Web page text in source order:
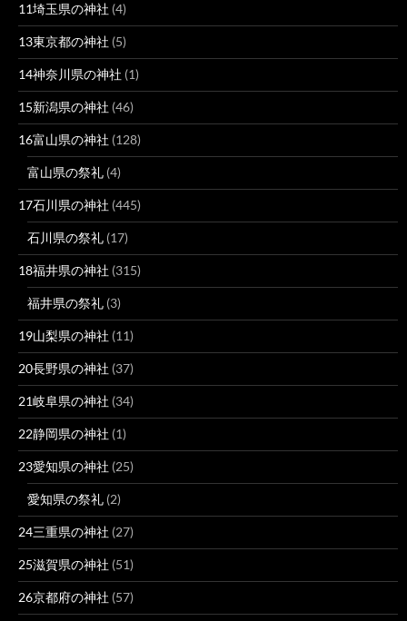
11埼玉県の神社 (4)
13東京都の神社 (5)
14神奈川県の神社 (1)
15新潟県の神社 (46)
16富山県の神社 (128)
富山県の祭礼 (4)
17石川県の神社 (445)
石川県の祭礼 (17)
18福井県の神社 (315)
福井県の祭礼 (3)
19山梨県の神社 (11)
20長野県の神社 (37)
21岐阜県の神社 (34)
22静岡県の神社 (1)
23愛知県の神社 (25)
愛知県の祭礼 (2)
24三重県の神社 (27)
25滋賀県の神社 (51)
26京都府の神社 (57)